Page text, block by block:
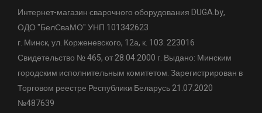
Интернет-магазин сварочного оборудования DUGA.by,
ОДО "БелСваМО" УНП 101342623
г. Минск, ул. Корженевского, 12а, к. 103. 223016
Свидетельство № 465, от 28.04.2000 г. Выдано: Минским
городским исполнительным комитетом. Зарегистрирован в
Торговом реестре Республики Беларусь 21.07.2020
№487639